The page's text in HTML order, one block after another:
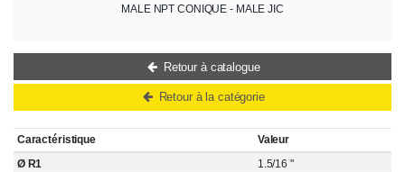
Caractéristique
Valeur
Ø R1
1.5/16 "
MALE NPT CONIQUE - MALE JIC
Retour à catalogue
Retour à la catégorie